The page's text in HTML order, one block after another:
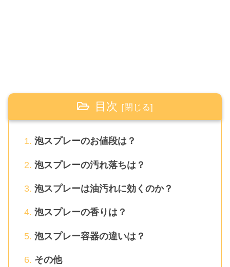
目次
泡スプレーのお値段は？
泡スプレーの汚れ落ちは？
泡スプレーは油汚れに効くのか？
泡スプレーの香りは？
泡スプレー容器の違いは？
その他